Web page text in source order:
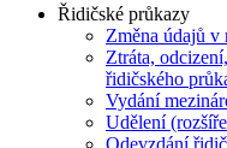
Řidičské průkazy
Změna údajů v
Ztráta,
řidičského
Vydání
Udělení